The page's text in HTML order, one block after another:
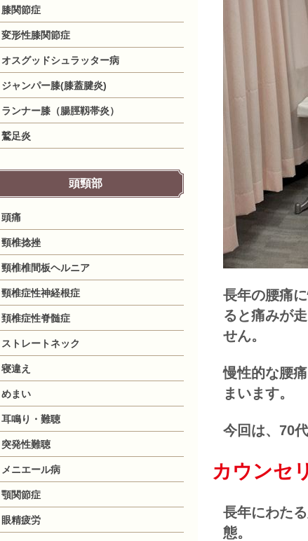
長年の腰痛
ると痛みが
せん。
慢性的な腰
まいます。
今回は、70
カウンセ
長年にわた
態。
膝関節症
変形性膝関節症
オスグッドシュラッター病
ジャンパー膝(膝蓋腱炎)
ランナー膝（腸脛靱帯炎）
鷲足炎
頭頸部
頭痛
頸椎捻挫
頸椎椎間板ヘルニア
頸椎症性神経根症
頚椎症性脊髄症
ストレートネック
寝違え
めまい
耳鳴り・難聴
突発性難聴
メニエール病
顎関節症
眼精疲労